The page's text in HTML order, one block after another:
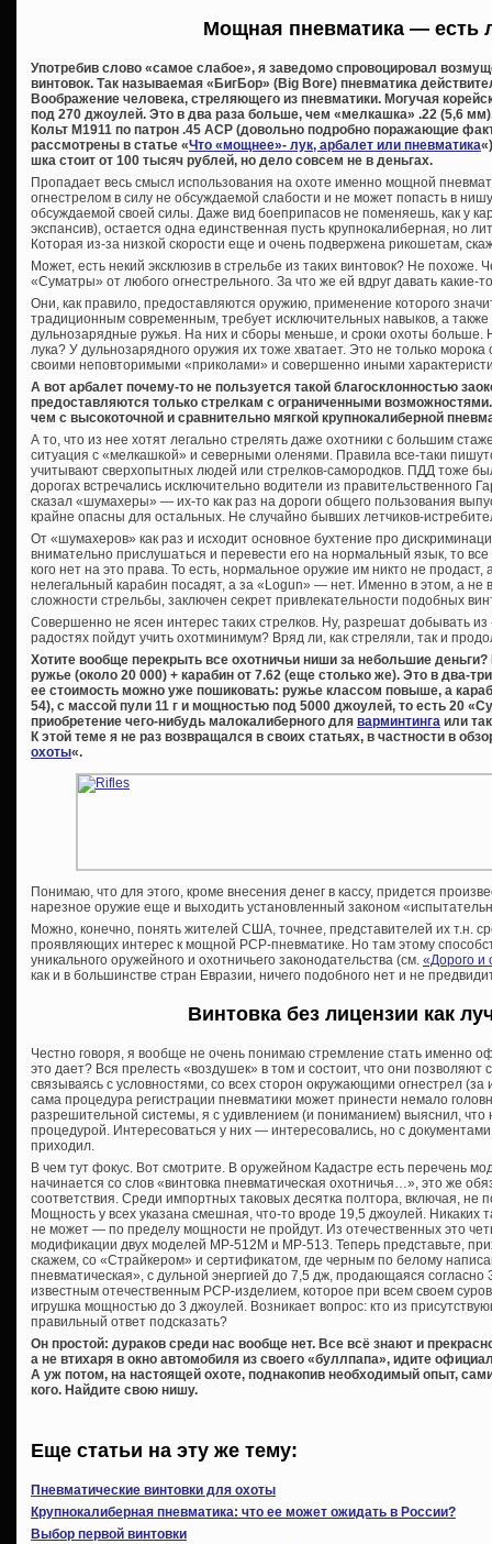
Мощная пневматика — есть
Употребив слово «самое слабое», я заведомо спровоцировал
винтовок. Так называемая «БигБор» (Big Bore) пневматика
Воображение человека, стреляющего из пневматики. Могучая
под 270 джоулей. Это в два раза больше, чем «мелкашка» .22 (5,6
Кольт М1911 по патрон .45 АСР (довольно подробно поражающие
рассмотрены в статье «Что «мощнее»- лук, арбалет или пневматика
шка стоит от 100 тысяч рублей, но дело совсем не в деньгах.
Пропадает весь смысл использования на охоте именно мощной
огнестрелом в силу не обсуждаемой слабости и не может попасть в
обсуждаемой своей силы. Даже вид боеприпасов не поменяешь, как у
экспансив), остается одна единственная пусть крупнокалиберная, но
Которая из-за низкой скорости еще и очень подвержена рикошетам,
Может, есть некий эксклюзив в стрельбе из таких винтовок? Не
«Суматры» от любого огнестрельного. За что же ей вдруг давать какие-
Они, как правило, предоставляются оружию, применение которого
традиционным современным, требует исключительных навыков, а
дульнозарядные ружья. На них и сборы меньше, и сроки охоты больше.
лука? У дульнозарядного оружия их тоже хватает. Это не только
своими неповторимыми «приколами» и совершенно иными
А вот арбалет почему-то не пользуется такой благосклонностью
предоставляются только стрелкам с ограниченными
чем с высокоточной и сравнительно мягкой крупнокалиберной
А то, что из нее хотят легально стрелять даже охотники с большим
ситуация с «мелкашкой» и северными оленями. Правила все-таки
учитывают сверхопытных людей или стрелков-самородков. ПДД тоже
дорогах встречались исключительно водители из правительственного
сказал «шумахеры» — их-то как раз на дороги общего пользования
крайне опасны для остальных. Не случайно бывших летчиков-
От «шумахеров» как раз и исходит основное бухтение про
внимательно прислушаться и перевести его на нормальный язык, то все
кого нет на это права. То есть, нормальное оружие им никто не
нелегальный карабин посадят, а за «Logun» — нет. Именно в этом, а
сложности стрельбы, заключен секрет привлекательности подобных
Совершенно не ясен интерес таких стрелков. Ну, разрешат добывать
радостях пойдут учить охотминимум? Вряд ли, как стреляли, так и
Хотите вообще перекрыть все охотничьи ниши за небольшие
ружье (около 20 000) + карабин от 7.62 (еще столько же). Это в два-
ее стоимость можно уже пошиковать: ружье классом повыше, а
54), с массой пули 11 г и мощностью под 5000 джоулей, то есть 20
приобретение чего-нибудь малокалиберного для варминтинга или
К этой теме я не раз возвращался в своих статьях, в частности в
охоты«.
Понимаю, что для этого, кроме внесения денег в кассу, придется
нарезное оружие еще и выходить установленный законом
Можно, конечно, понять жителей США, точнее, представителей их т.н.
проявляющих интерес к мощной PCP-пневматике. Но там этому
уникального оружейного и охотничьего законодательства (см. «Дорого и
как и в большинстве стран Евразии, ничего подобного нет и не
Винтовка без лицензии как
Честно говоря, я вообще не очень понимаю стремление стать именно
это дает? Вся прелесть «воздушек» в том и состоит, что они позволяют
связываясь с условностями, со всех сторон окружающими огнестрел
сама процедура регистрации пневматики может принести немало
разрешительной системы, я с удивлением (и пониманием) выяснил, что
процедурой. Интересоваться у них — интересовались, но с
приходил.
В чем тут фокус. Вот смотрите. В оружейном Кадастре есть перечень
начинается со слов «винтовка пневматическая охотничья…», это же
соответствия. Среди импортных таковых десятка полтора, включая, не
Мощность у всех указана смешная, что-то вроде 19,5 джоулей. Никаких
не может — по пределу мощности не пройдут. Из отечественных это
модификации двух моделей МР-512М и МР-513. Теперь представьте,
скажем, со «Страйкером» и сертификатом, где черным по белому
пневматическая», с дульной энергией до 7,5 дж, продающаяся
известным отечественным РСР-изделием, которое при всем своем
игрушка мощностью до 3 джоулей. Возникает вопрос: кто из
правильный ответ подсказать?
Он простой: дураков среди нас вообще нет. Все всё знают и
а не втихаря в окно автомобиля из своего «буллпапа», идите
А уж потом, на настоящей охоте, поднакопив необходимый опыт,
кого. Найдите свою нишу.
Еще статьи на эту же тему:
Пневматические винтовки для охоты
Крупнокалиберная пневматика: что ее может ожидать в России?
Выбор первой винтовки